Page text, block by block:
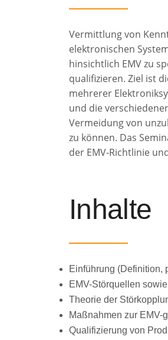
Vermittlung von
elektronischen
hinsichtlich EMV zu
qualifizieren. Ziel ist
mehrerer
und die
Vermeidung von
zu können. Das
der EMV-Richtlinie
Inhalte
Einführung (Definition,
EMV-Störquellen
Theorie der
Maßnahmen zur EMV-
Qualifizierung von